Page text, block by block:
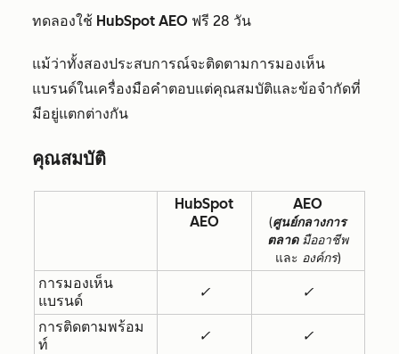
ทดลองใช้ HubSpot AEO ฟรี 28 วัน
แม้ว่าทั้งสองประสบการณ์จะติดตามการมองเห็น
แบรนด์ในเครื่องมือคำตอบแต่คุณสมบัติและข้อจำกัดที่
มีอยู่แตกต่างกัน
คุณสมบัติ
HubSpot
AEO
AEO
(ศูนย์กลางการ
ตลาด มืออาชีพ
และ องค์กร)
การมองเห็น
แบรนด์
✓ ✓
การติดตามพร้อม
ท์
✓ ✓